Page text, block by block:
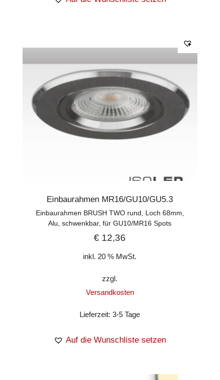
Einbaurahmen MR16/GU10/GU5.3
Einbaurahmen BRUSH TWO rund, Loch 68mm,
Alu, schwenkbar, für GU10/MR16 Spots
€ 12,36
inkl. 20 % MwSt.
zzgl.
Versandkosten
Lieferzeit:3-5 Tage
Auf die Wunschliste setzen